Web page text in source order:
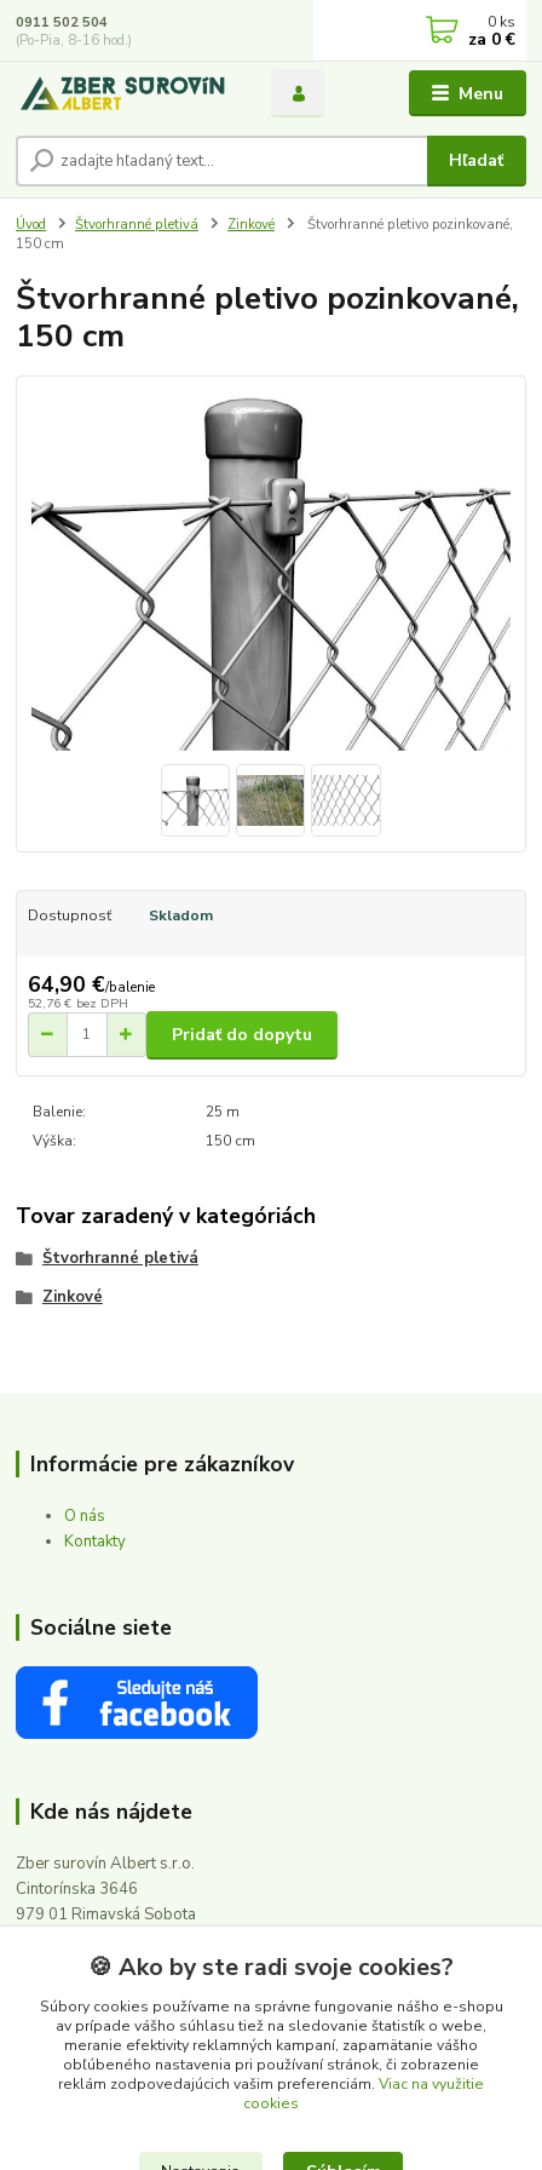
Menu
Hľadať
0911 502 504
(Po-Pia, 8-16 hod.)
0 ks
za 0 €
Úvod Štvorhranné pletivá Zinkové
Štvorhranné pletivo pozinkované,
150 cm
Štvorhranné pletivo pozinkované,
150 cm
Dostupnosť Skladom
64,90 €/balenie
52,76 € bez DPH
Pridať do dopytu
Balenie:
25 m
Výška:
150 cm
Tovar zaradený v kategóriách
Štvorhranné pletivá
Zinkové
Informácie pre zákazníkov
O nás
Kontakty
Sociálne siete
Kde nás nájdete
Zber surovín Albert s.r.o.
Cintorínska 3646
979 01 Rimavská Sobota
Kontakty
0911 502 504
(Po-Pia, 8-16 hod.)
🍪 Ako by ste radi svoje cookies?
Súbory cookies používame na správne fungovanie nášho e-shopu
av prípade vášho súhlasu tiež na sledovanie štatistík o webe,
meranie efektivity reklamných kampaní, zapamätanie vášho
obľúbeného nastavenia pri používaní stránok, či zobrazenie
reklám zodpovedajúcich vašim preferenciám. Viac na využitie
cookies